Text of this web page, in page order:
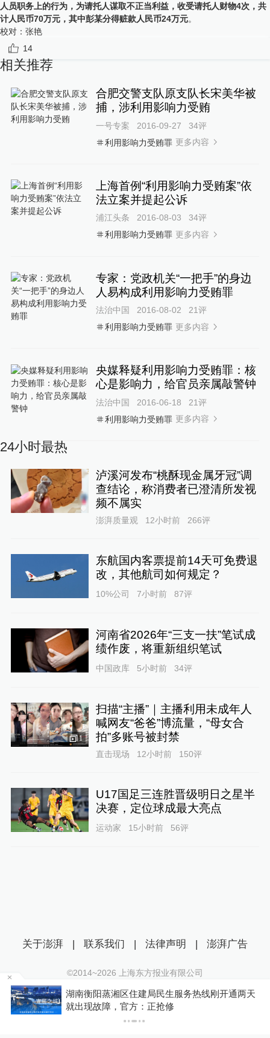
人员职务上的行为，为请托人谋取不正当利益，收受请托人财物4次，共
计人民币70万元，其中彭某分得赃款人民币24万元。
校对： 张艳
14
相关推荐
合肥交警支队原支队长宋美华被
捕，涉利用影响力受贿
一号专案 2016-09-27 34评
利用影响力受贿罪 更多内容
上海首例“利用影响力受贿案”依
法立案并提起公诉
浦江头条 2016-08-03 34评
利用影响力受贿罪 更多内容
专家：党政机关“一把手”的身边
人易构成利用影响力受贿罪
法治中国 2016-08-02 21评
利用影响力受贿罪 更多内容
央媒释疑利用影响力受贿罪：核
心是影响力，给官员亲属敲警钟
法治中国 2016-06-18 21评
利用影响力受贿罪 更多内容
24小时最热
泸溪河发布“桃酥现金属牙冠”调
查结论，称消费者已澄清所发视
频不属实
澎湃质量观 12小时前 266评
东航国内客票提前14天可免费退
改，其他航司如何规定？
10%公司 7小时前 87评
河南省2026年“三支一扶”笔试成
绩作废，将重新组织笔试
中国政库 5小时前 34评
1
扫描“主播”｜主播利用未成年人
喊网友“爸爸”博流量，“母女合
拍”多账号被封禁
直击现场 12小时前 150评
U17国足三连胜晋级明日之星半
决赛，定位球成最大亮点
运动家 15小时前 56评
湖南衡阳蒸湘区住建局民生服务热线刚开通两天
就出现故障，官方：正抢修
关于澎湃 | 联系我们 | 法律声明 | 澎湃广告
©2014~2026 上海东方报业有限公司
沪ICP证：沪B2-20170116 | 沪ICP备14003370号
互联网新闻信息服务许可证：31120170006
沪公网安备 31010602000299号